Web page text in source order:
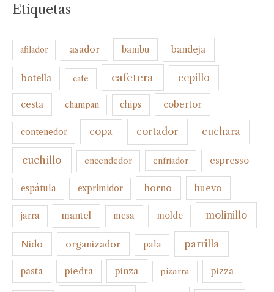
Etiquetas
afilador asador bambu bandeja
botella cafe cafetera cepillo
cesta champan chips cobertor
contenedor copa cortador cuchara
cuchillo encendedor enfriador espresso
espátula exprimidor horno huevo
jarra mantel mesa molde molinillo
Nido organizador pala parrilla
pasta piedra pinza pizarra pizza